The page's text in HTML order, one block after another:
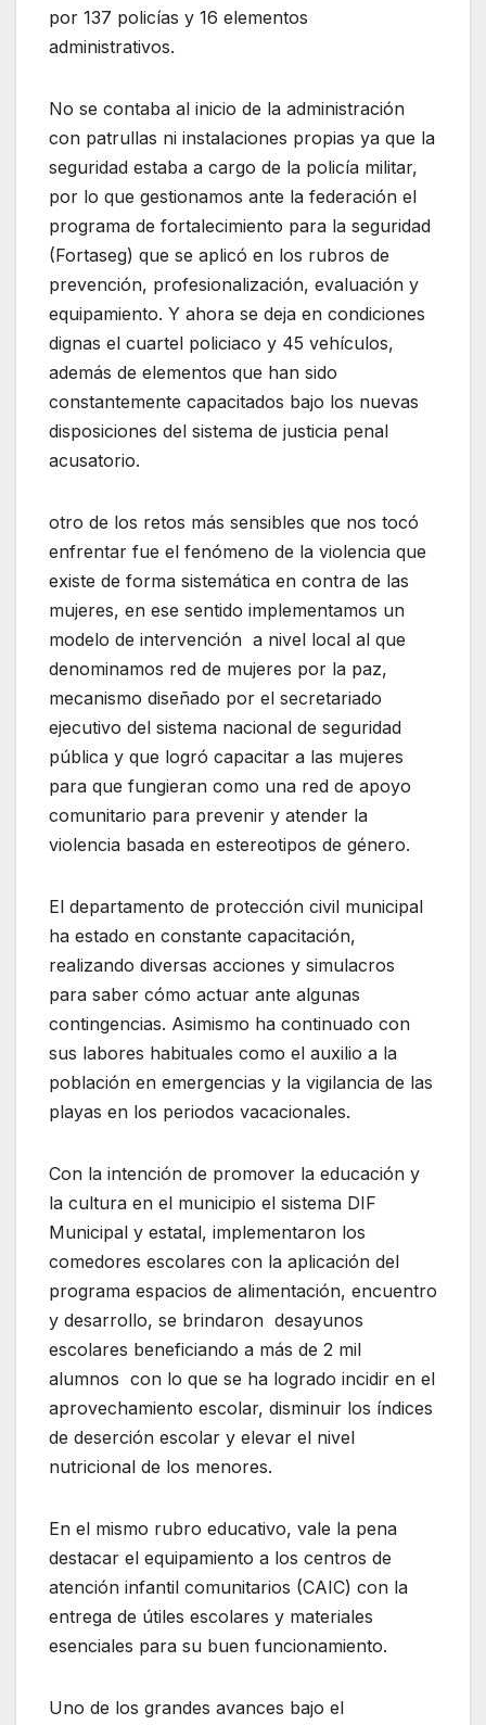
por 137 policías y 16 elementos
administrativos.
No se contaba al inicio de la administración
con patrullas ni instalaciones propias ya que la
seguridad estaba a cargo de la policía militar,
por lo que gestionamos ante la federación el
programa de fortalecimiento para la seguridad
(Fortaseg) que se aplicó en los rubros de
prevención, profesionalización, evaluación y
equipamiento. Y ahora se deja en condiciones
dignas el cuartel policiaco y 45 vehículos,
además de elementos que han sido
constantemente capacitados bajo los nuevas
disposiciones del sistema de justicia penal
acusatorio.
otro de los retos más sensibles que nos tocó
enfrentar fue el fenómeno de la violencia que
existe de forma sistemática en contra de las
mujeres, en ese sentido implementamos un
modelo de intervención a nivel local al que
denominamos red de mujeres por la paz,
mecanismo diseñado por el secretariado
ejecutivo del sistema nacional de seguridad
pública y que logró capacitar a las mujeres
para que fungieran como una red de apoyo
comunitario para prevenir y atender la
violencia basada en estereotipos de género.
El departamento de protección civil municipal
ha estado en constante capacitación,
realizando diversas acciones y simulacros
para saber cómo actuar ante algunas
contingencias. Asimismo ha continuado con
sus labores habituales como el auxilio a la
población en emergencias y la vigilancia de las
playas en los periodos vacacionales.
Con la intención de promover la educación y
la cultura en el municipio el sistema DIF
Municipal y estatal, implementaron los
comedores escolares con la aplicación del
programa espacios de alimentación, encuentro
y desarrollo, se brindaron desayunos
escolares beneficiando a más de 2 mil
alumnos con lo que se ha logrado incidir en el
aprovechamiento escolar, disminuir los índices
de deserción escolar y elevar el nivel
nutricional de los menores.
En el mismo rubro educativo, vale la pena
destacar el equipamiento a los centros de
atención infantil comunitarios (CAIC) con la
entrega de útiles escolares y materiales
esenciales para su buen funcionamiento.
Uno de los grandes avances bajo el